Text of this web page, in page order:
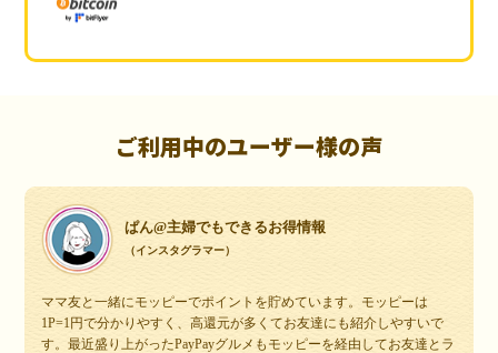
ご利用中のユーザー様の声
ぱん@主婦でもできるお得情報
（インスタグラマー）
ママ友と一緒にモッピーでポイントを貯めています。モッピーは
1P=1円で分かりやすく、高還元が多くてお友達にも紹介しやすいで
す。最近盛り上がったPayPayグルメもモッピーを経由してお友達とラ